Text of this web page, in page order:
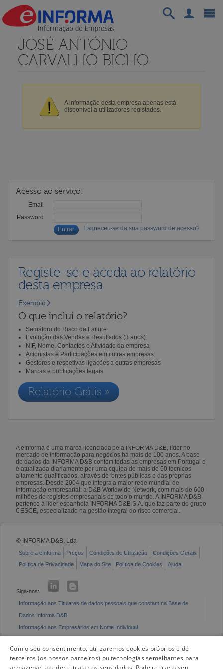
JOSÉ ANTÓNIO
CARVALHO BICHO
A informação desta empresa apenas está
disponível a utilizadores registados.
Acesso ao serviço:
Email
Password
Esqueceu-se da sua password de acesso?
Registe-se e aceda ao relatório
desta empresa
Exemplo
O que inclui o relatório?
Semáforo do Risco de Failure
Evolução das Vendas e Resultados (3 anos)
NIF, Nome, Contactos e Atividade da empresa
Acionistas e Participações em outras empresas
Gestores e respetivas ligações a outras empresas
Marcas e publicações legais
Relatório Grátis »
A eInforma é uma marca licenciada pela INFORMA D&B, líder no
mercado de informação para negócios há mais de 100 anos. A base
de dados da INFORMA D&B contém todas as empresas em Portugal e
é atualizada diariamente por uma equipa de mais de 50 técnicos
altamente qualificados, através de fontes públicas e das próprias
empresas. Desde 2004 que integra a maior rede mundial de
informação empresarial: a D&B Worldwide Network, com mais de 600
milhões de registos empresariais de todo o mundo. A INFORMA D&B
pertence à líder espanhola INFORMA D&B S.A. que faz parte do grupo
CESCE, especializado na gestão integral do risco comercial.
© INFORMA D&B, Lda
Sobre a eInforma Preços Condições de Utilização
Condições Gerais
Política de Privacidade
Mapa do Site Política de Cookies Ajuda
Siga-nos:
Informação aos Titulares de dados pessoais que constam na Base de
Dados Informa D&B
Informação aos Empresários em Nome Individual
Com o seu consentimento, utilizaremos cookies próprios e de
terceiros (os nossos parceiros) ou tecnologias semelhantes para
armazenar, aceder e tratar os seus dados. Pode retirar o seu